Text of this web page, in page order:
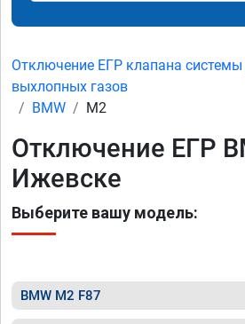
Отключение ЕГР клапана системы
выхлопных газов
BMW
M2
Отключение ЕГР
Ижевске
Выберите вашу модель:
BMW M2 F87